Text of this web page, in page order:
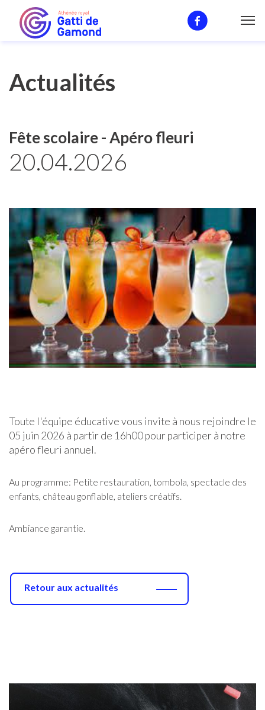
News
Actualités
Fête scolaire - Apéro fleuri
20.04.2026
Toute l'équipe éducative vous invite à nous rejoindre le
05 juin 2026 à partir de 16h00 pour participer à notre
apéro fleuri annuel.
Au programme: Petite restauration, tombola, spectacle des
enfants, château gonflable, ateliers créatifs.
Ambiance garantie.
Retour aux actualités